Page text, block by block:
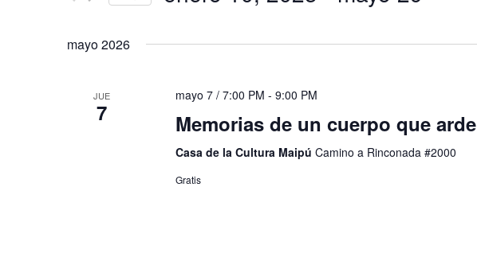
Eventos
la
mayo 2026
JUE
7
mayo 7 / 7:00 PM - 9:00 PM
Memorias de un cuerpo que arde
Casa de la Cultura Maipú Camino a Rinconada #2000
Gratis